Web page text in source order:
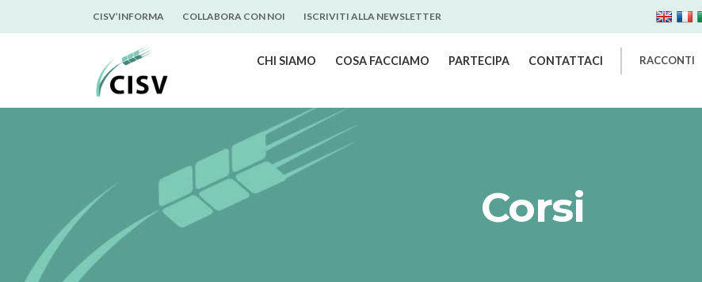
CISV’INFORMA COLLABORA CON NOI ISCRIVITI ALLA NEWSLETTER
CHI SIAMO COSA FACCIAMO PARTECIPA CONTATTACI RACCONTI
Corsi